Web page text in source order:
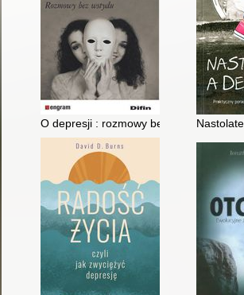
O depresji : rozmowy bez wstydu